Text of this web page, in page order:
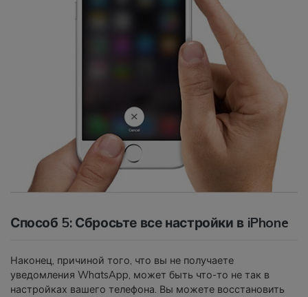
Способ 5: Сбросьте все настройки в iPhone
Наконец, причиной того, что вы не получаете
уведомления WhatsApp, может быть что-то не так в
настройках вашего телефона. Вы можете восстановить